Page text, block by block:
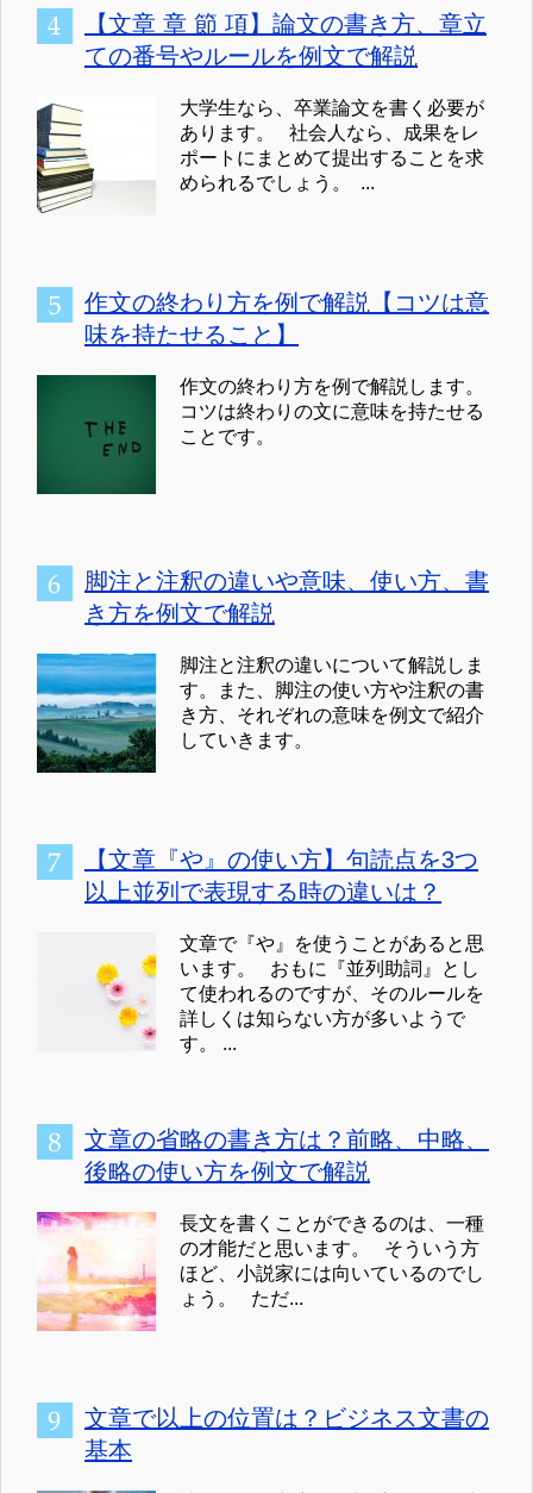
【文章 章 節 項】論文の書き方、章立
ての番号やルールを例文で解説
大学生なら、卒業論文を書く必要が
あります。 社会人なら、成果をレ
ポートにまとめて提出することを求
められるでしょう。 ...
作文の終わり方を例で解説【コツは意
味を持たせること】
作文の終わり方を例で解説します。
コツは終わりの文に意味を持たせる
ことです。
脚注と注釈の違いや意味、使い方、書
き方を例文で解説
脚注と注釈の違いについて解説しま
す。また、脚注の使い方や注釈の書
き方、それぞれの意味を例文で紹介
していきます。
【文章『や』の使い方】句読点を3つ
以上並列で表現する時の違いは？
文章で『や』を使うことがあると思
います。 おもに『並列助詞』とし
て使われるのですが、そのルールを
詳しくは知らない方が多いようで
す。 ...
文章の省略の書き方は？前略、中略、
後略の使い方を例文で解説
長文を書くことができるのは、一種
の才能だと思います。 そういう方
ほど、小説家には向いているのでし
ょう。 ただ...
文章で以上の位置は？ビジネス文書の
基本